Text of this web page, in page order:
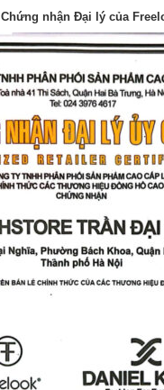
Chứng nhận Đại lý của